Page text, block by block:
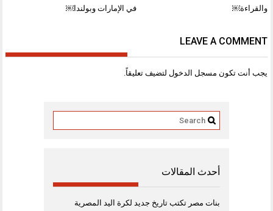
في الإمارات وبولندا￼ والقراءة￼
LEAVE A COMMENT
يجب أنت تكون مسجل الدخول لتضيف تعليقاً.
أحدث المقالات
بنات مصر تكتب تاريخ جديد لكرة اليد المصرية